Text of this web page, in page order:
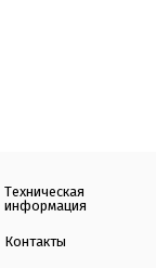
Техническая
информация
Контакты